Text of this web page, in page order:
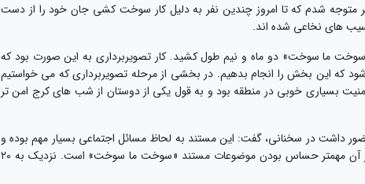
شدم که تا امروز چندین نفر به دلیل کار سوخت کشی جان خود را از دست
های نخاعی شده اند.
ما سوخت» دو ماه و نیم طول کشید. کار تصویربرداری به این صورت بود که
که این بخش را انجام بدهیم. در بخشی از مرحله تصویربرداری که می خواستیم
امنیت بسیاری خوبی در منطقه بود و به قول یکی از دوستان از شب های کرج امن تر
داشت در سخنانی، گفت: این مستند به لحاظ مسائل اجتماعی بسیار مهم بوده و
برای آن زحمات فراوانی کشیده شده است. اما از آن مهمتر حساس بودن موضوعات مستند «سوخت ما سوخت» است. نزدیک به ۲۰